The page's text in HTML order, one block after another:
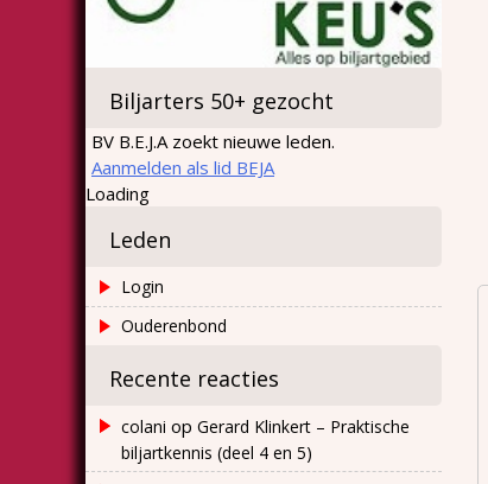
Biljarters 50+ gezocht
BV B.E.J.A zoekt nieuwe leden.
Aanmelden als lid BEJA
Loading
Leden
Login
Ouderenbond
Recente reacties
colani op Gerard Klinkert – Praktische
biljartkennis (deel 4 en 5)